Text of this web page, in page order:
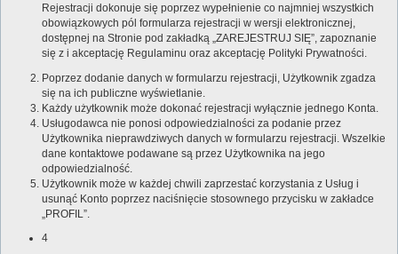
Rejestracji dokonuje się poprzez wypełnienie co najmniej wszystkich
obowiązkowych pól formularza rejestracji w wersji elektronicznej,
dostępnej na Stronie pod zakładką „ZAREJESTRUJ SIĘ”, zapoznanie
się z i akceptację Regulaminu oraz akceptację Polityki Prywatności.
Poprzez dodanie danych w formularzu rejestracji, Użytkownik zgadza
się na ich publiczne wyświetlanie.
Każdy użytkownik może dokonać rejestracji wyłącznie jednego Konta.
Usługodawca nie ponosi odpowiedzialności za podanie przez
Użytkownika nieprawdziwych danych w formularzu rejestracji. Wszelkie
dane kontaktowe podawane są przez Użytkownika na jego
odpowiedzialność.
Użytkownik może w każdej chwili zaprzestać korzystania z Usług i
usunąć Konto poprzez naciśnięcie stosownego przycisku w zakładce
„PROFIL”.
4